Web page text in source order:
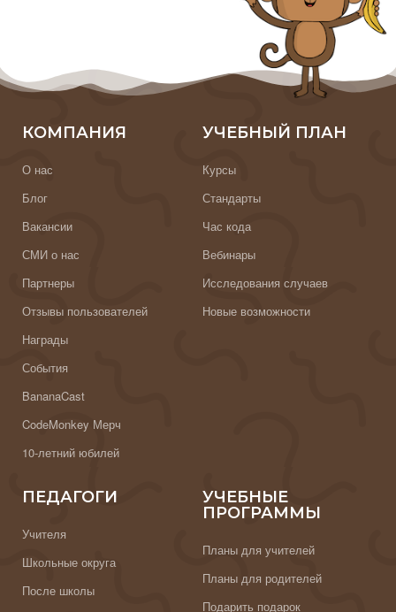
КОМПАНИЯ
О нас
Блог
Вакансии
СМИ о нас
Партнеры
Отзывы пользователей
Награды
События
BananaCast
CodeMonkey Мерч
10-летний юбилей
УЧЕБНЫЙ ПЛАН
Курсы
Стандарты
Час кода
Вебинары
Исследования случаев
Новые возможности
ПЕДАГОГИ
Учителя
Школьные округа
После школы
УЧЕБНЫЕ
ПРОГРАММЫ
Планы для учителей
Планы для родителей
Подарить подарок